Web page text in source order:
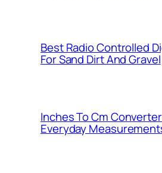
Best Radio Controlled
For Sand Dirt And Gravel
Inches To Cm
Everyday